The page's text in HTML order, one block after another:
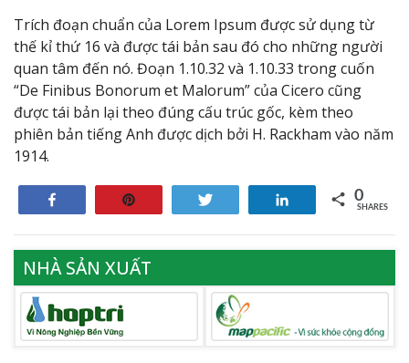
Trích đoạn chuẩn của Lorem Ipsum được sử dụng từ
thế kỉ thứ 16 và được tái bản sau đó cho những người
quan tâm đến nó. Đoạn 1.10.32 và 1.10.33 trong cuốn
“De Finibus Bonorum et Malorum” của Cicero cũng
được tái bản lại theo đúng cấu trúc gốc, kèm theo
phiên bản tiếng Anh được dịch bởi H. Rackham vào năm
1914.
Share 0
SHARES
NHÀ SẢN XUẤT